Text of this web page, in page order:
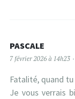
PASCALE
7 février 2026 à 14h23
Fatalité, quand
Je vous verrais